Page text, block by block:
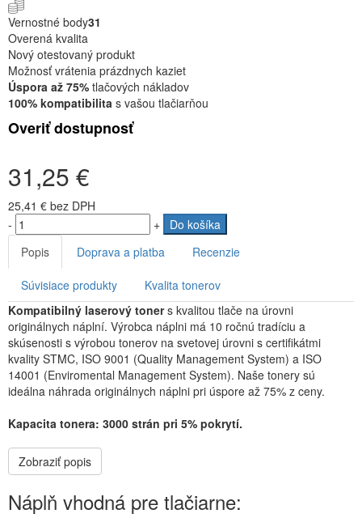
Vernostné body31
Overená kvalita
Nový otestovaný produkt
Možnosť vrátenia prázdnych kaziet
Úspora až 75% tlačových nákladov
100% kompatibilita s vašou tlačiarňou
Overiť dostupnosť
31,25 €
25,41 € bez DPH
-
+
Do košíka
Popis
Doprava a platba Recenzie
Súvisiace produkty
Kvalita tonerov
Kompatibilný laserový toners kvalitou tlače na úrovni
originálnych náplní. Výrobca náplni má 10 ročnú tradíciu a
skúsenosti s výrobou tonerov na svetovej úrovni s certifikátmi
kvality STMC, ISO 9001 (Quality Management System) a ISO
14001 (Enviromental Management System). Naše tonery sú
ideálna náhrada originálnych náplni pri úspore až 75% z ceny.
Kapacita tonera: 3000 strán pri 5% pokrytí.
Zobraziť popis
Náplň vhodná pre tlačiarne: